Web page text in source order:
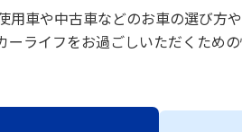
車や中古車などのお車の選び方
ライフをお過ごしいただくための